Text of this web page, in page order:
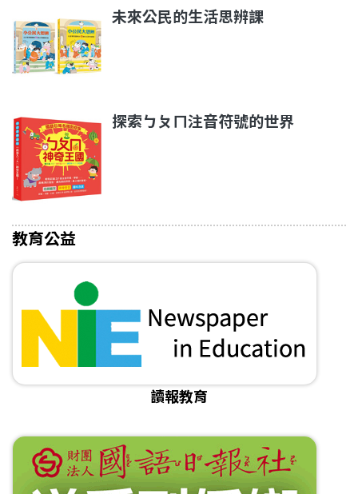
未來公民的生活思辨課
探索ㄅㄆㄇ注音符號的世界
教育公益
讀報教育